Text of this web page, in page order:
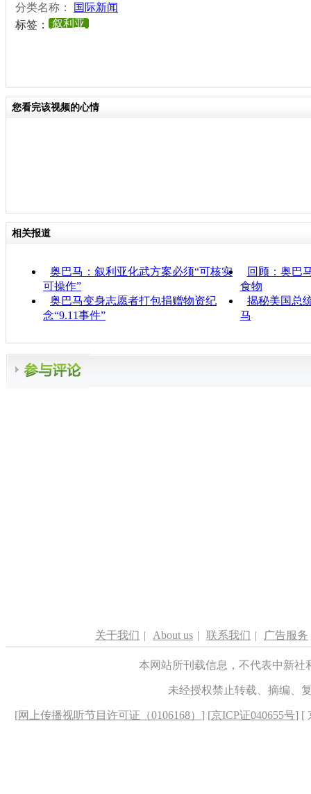
分类名称：
国际新闻
标签：
叙利亚
您看完该视频的心情
相关报道
奥巴马：叙利亚化武方案必须“可核实
可操作”
回顾：奥巴
食物
奥巴马变身志愿者打包捐赠物资纪
念“9.11事件”
揭秘美国总
马
关于我们 | About us | 联系我们 | 广告服务
本网站所刊载信息，不代表中新
未经授权禁止转载、摘编、
[网上传播视听节目许可证（0106168） ] [京ICP证040655号] [